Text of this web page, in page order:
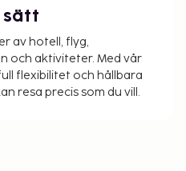
sätt
av hotell, flyg,
och aktiviteter. Med vår
flexibilitet och hållbara
resa precis som du vill.